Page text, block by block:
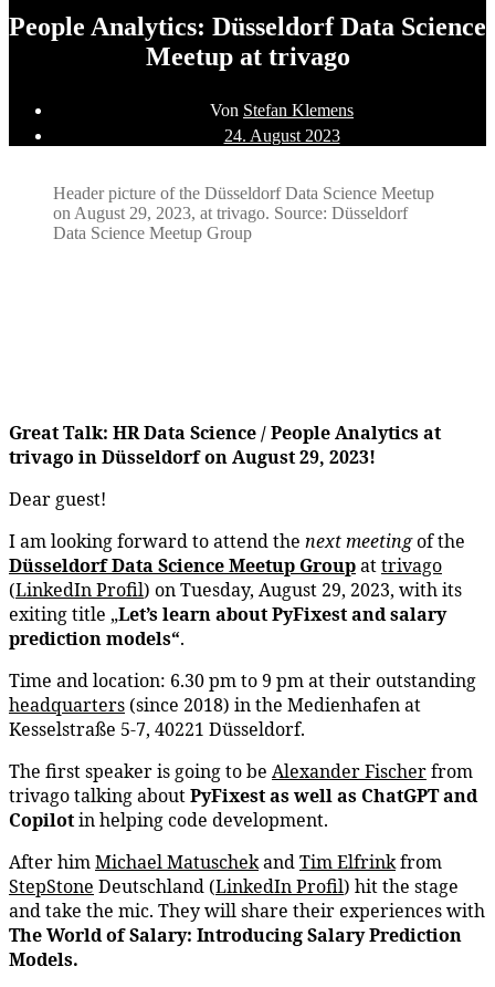
People Analytics: Düsseldorf Data Science
Meetup at trivago
Beitragsautor
Von Stefan Klemens
Beitragsdatum
24. August 2023
Header picture of the Düsseldorf Data Science Meetup
on August 29, 2023, at trivago. Source: Düsseldorf
Data Science Meetup Group
Great Talk: HR Data Science / People Analytics at
trivago in Düsseldorf on August 29, 2023!
Dear guest!
I am looking forward to attend the next meetingof the
Düsseldorf Data Science Meetup Groupattrivago
(LinkedIn Profil) on Tuesday, August 29, 2023, with its
exiting title „Let’s learn about PyFixest and salary
prediction models“.
Time and location: 6.30 pm to 9 pm at their outstanding
headquarters (since 2018) in the Medienhafen at
Kesselstraße 5-7, 40221 Düsseldorf.
The first speaker is going to be Alexander Fischerfrom
trivago talking aboutPyFixest as well as ChatGPT and
Copilotin helping code development.
After himMichael MatuschekandTim Elfrinkfrom
StepStone Deutschland (LinkedIn Profil) hit the stage
and take the mic. They will share their experiences with
The World of Salary: Introducing Salary Prediction
Models.